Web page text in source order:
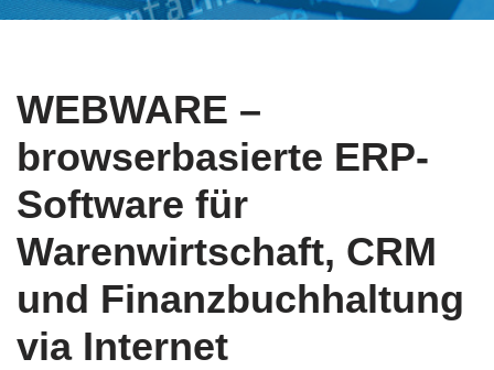
WEBWARE –
browserbasierte ERP-
Software für
Warenwirtschaft, CRM
und Finanzbuchhaltung
via Internet